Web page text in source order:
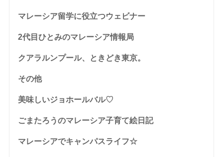
マレーシア留学に役立つウェビナー
2代目ひとみのマレーシア情報局
クアラルンプール、ときどき東京。
その他
美味しいジョホールバル♡
ごまたろうのマレーシア子育て絵日記
マレーシアでキャンパスライフ☆